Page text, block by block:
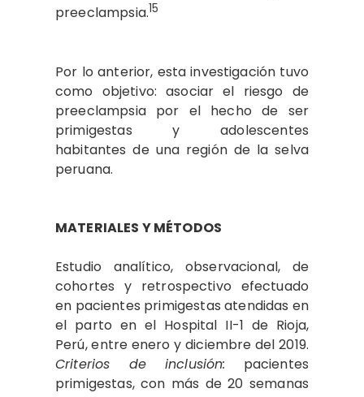
preeclampsia.15
Por lo anterior, esta investigación tuvo
como objetivo: asociar el riesgo de
preeclampsia por el hecho de ser
primigestas y adolescentes
habitantes de una región de la selva
peruana.
MATERIALES Y MÉTODOS
Estudio analítico, observacional, de
cohortes y retrospectivo efectuado
en pacientes primigestas atendidas en
el parto en el Hospital II-1 de Rioja,
Perú, entre enero y diciembre del 2019.
Criterios de inclusión: pacientes
primigestas, con más de 20 semanas